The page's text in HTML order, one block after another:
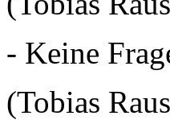
- Keine
(Tobias